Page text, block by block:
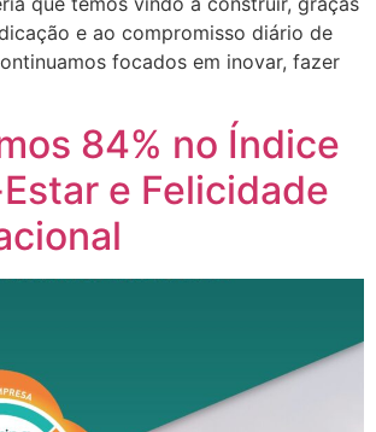
e ao compromisso diário de
focados em inovar, fazer
84% no Índice
e Felicidade